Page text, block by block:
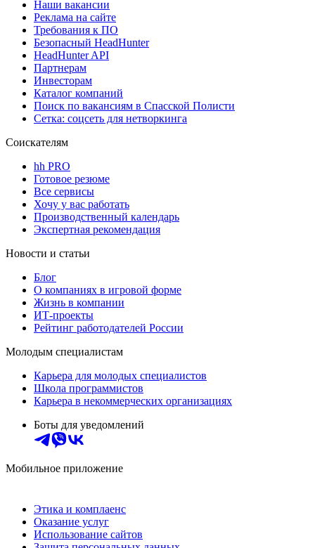
Наши вакансии
Реклама на сайте
Требования к ПО
Безопасный HeadHunter
HeadHunter API
Партнерам
Инвесторам
Каталог компаний
Поиск по вакансиям в Спасской Полисти
Сетка: соцсеть для нетворкинга
Соискателям
hh PRO
Готовое резюме
Все сервисы
Хочу у вас работать
Производственный календарь
Экспертная рекомендация
Новости и статьи
Блог
О компаниях в игровой форме
Жизнь в компании
ИТ-проекты
Рейтинг работодателей России
Молодым специалистам
Карьера для молодых специалистов
Школа программистов
Карьера в некоммерческих организациях
Боты для уведомлений
Мобильное приложение
Этика и комплаенс
Оказание услуг
Использование сайтов